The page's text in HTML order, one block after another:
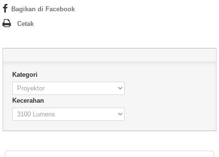
Bagikan di Facebook
Cetak
Kategori
Kecerahan